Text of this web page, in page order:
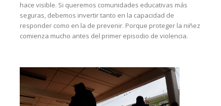
hace visible. Si queremos comunidades educativas más
seguras, debemos invertir tanto en la capacidad de
responder como en la de prevenir. Porque proteger la niñez
comienza mucho antes del primer episodio de violencia.